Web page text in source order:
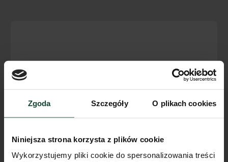
Zgoda Szczegóły O plikach cookies
Niniejsza strona korzysta z plików cookie
Wykorzystujemy pliki cookie do spersonalizowania treści